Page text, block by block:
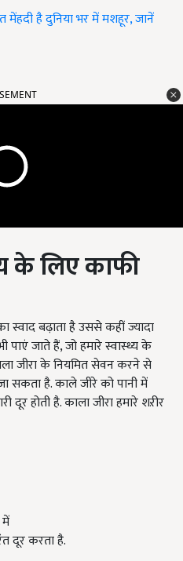
मेंहदी है दुनिया भर में मशहूर, जानें
के लिए काफी
स्वाद बढ़ाता है उससे कहीं ज्यादा
जाते हैं, जो हमारे स्वास्थ्य के
जीरा के नियमित सेवन करने से
सकता है. काले जीरे को पानी में
होती है. काला जीरा हमारे शऱीर
दूर करता है.